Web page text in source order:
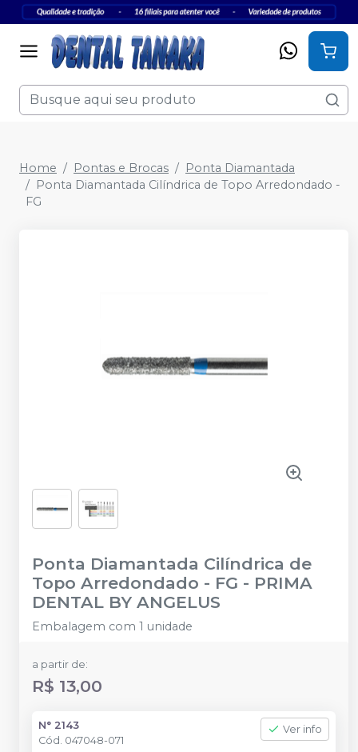
Home Pontas e Brocas
Ponta Diamantada
Ponta Diamantada Cilíndrica de Topo Arredondado -
FG
Ponta Diamantada Cilíndrica de
Topo Arredondado - FG - PRIMA
DENTAL BY ANGELUS
Embalagem com 1 unidade
a partir de:
R$ 13,00
N° 2143
Cód. 047048-071
Ver info